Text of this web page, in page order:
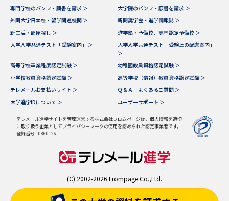
専門学校のパンフ・願書を請求 ＞
大学院のパンフ・願書を請求 ＞
外国大学日本校・留学関連機関 ＞
新聞奨学会・進学情報誌 ＞
新生活・部屋探し ＞
進学塾・予備校、高卒認定予備校 ＞
大学入学共通テスト「受験案内」 ＞
大学入学共通テスト「受験上の配慮案内」
＞
高等学校卒業程度認定試験 ＞
幼稚園教員資格認定試験 ＞
小学校教員資格認定試験 ＞
高等学校（情報）教員資格認定試験 ＞
テレメールお支払いサイト ＞
Ｑ＆Ａ よくあるご質問 ＞
大学進学IDについて ＞
ユーザーサポート ＞
テレメール進学サイトを管理運営する株式会社フロムページは、個人情報を適切
に取り扱う企業としてプライバシーマークの使用を認められた認定事業者です。
登録番号 10860126
(C) 2002-2026 Frompage.Co.,Ltd.